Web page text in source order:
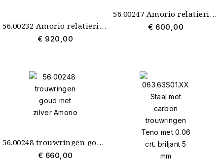
56.00232 Amorio relatieringen - 0.02 crt. briljant - 5 mm - zilver met goud
€ 920,00
56.00247 Amorio relatieringen goud met zilver
€ 600,00
56.00248 trouwringen goud met zilver Amorio
€ 660,00